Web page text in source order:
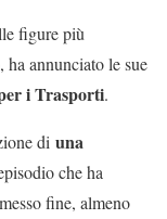
figure più
annunciato le sue
i Trasporti.
di una
che ha
fine, almeno